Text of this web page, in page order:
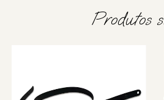
Produtos